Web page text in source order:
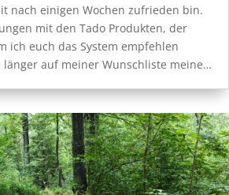
nach einigen Wochen zufrieden bin.
mit den Tado Produkten, der
ich euch das System empfehlen
länger auf meiner Wunschliste meine…